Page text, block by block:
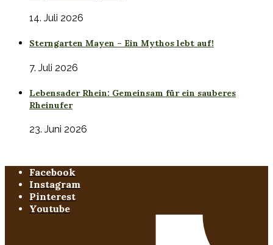
14. Juli 2026
Sterngarten Mayen – Ein Mythos lebt auf!
7. Juli 2026
Lebensader Rhein: Gemeinsam für ein sauberes
Rheinufer
23. Juni 2026
Facebook
Instagram
Pinterest
Youtube